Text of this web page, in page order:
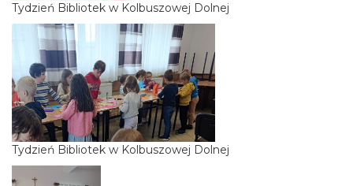
Tydzień Bibliotek w Kolbuszowej Dolnej
Tydzień Bibliotek w Kolbuszowej Dolnej